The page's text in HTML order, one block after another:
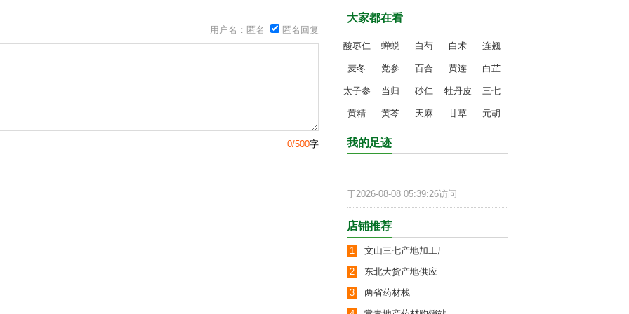
用户名：匿名 匿名回复
0/500字
大家都在看
酸枣仁 蝉蜕 白芍 白术 连翘
麦冬 党参 百合 黄连 白芷
太子参 当归 砂仁 牡丹皮 三七
黄精 黄芩 天麻 甘草 元胡
我的足迹
于2026-08-08 05:39:26访问
店铺推荐
1
文山三七产地加工厂
2
东北大货产地供应
3
两省药材栈